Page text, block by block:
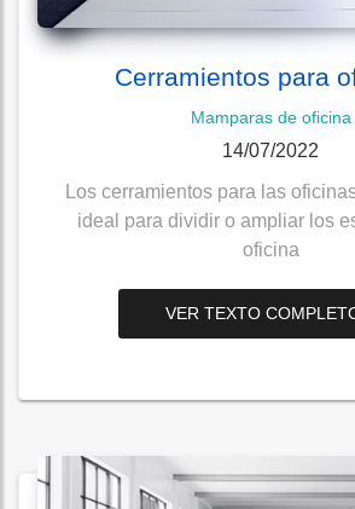
Cerramientos para
Mamparas de oficina
14/07/2022
Los cerramientos para las
ideal para dividir o ampliar los
oficina
VER TEXTO